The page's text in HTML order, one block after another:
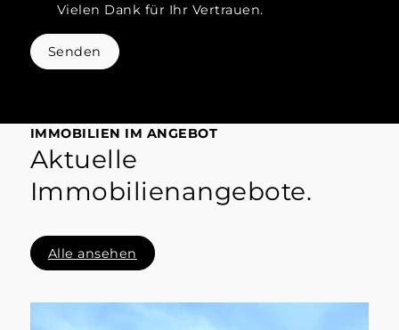
Vielen Dank für Ihr Vertrauen.
Senden
IMMOBILIEN IM ANGEBOT
Aktuelle
Immobilienangebote.
Alle ansehen